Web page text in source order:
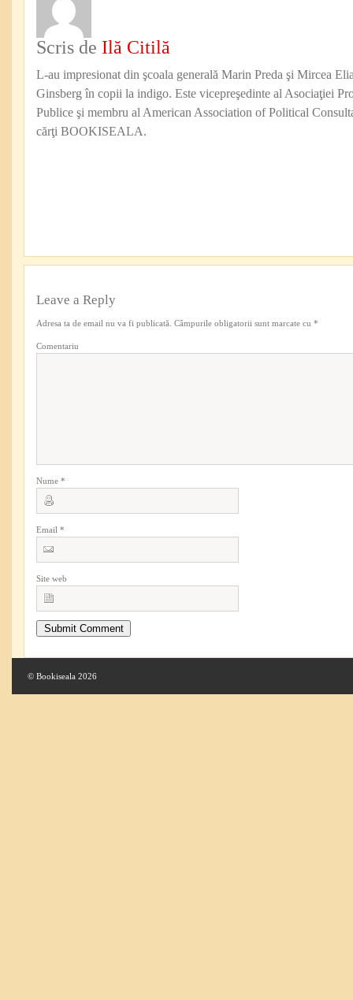
Scris de Ilă Citilă
L-au impresionat din şcoala generală Marin Preda şi Mircea
Ginsberg în copii la indigo. Este vicepreşedinte al Asociaţiei
Publice şi membru al American Association of Political
cărţi BOOKISEALA.
Leave a Reply
Adresa ta de email nu va fi publicată. Câmpurile obligatorii sunt marcate cu *
Comentariu
Nume *
Email *
Site web
© Bookiseala 2026